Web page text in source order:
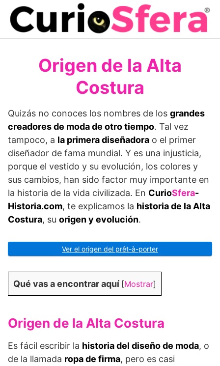
Saltar
contenido
Origen de la Alta
Costura
Quizás no conoces los nombres de los grandes
creadores de moda de otro tiempo. Tal vez
tampoco, a la primera diseñadora o el primer
diseñador de fama mundial. Y es una injusticia,
porque el vestido y su evolución, los colores y
sus cambios, han sido factor muy importante en
la historia de la vida civilizada. En CurioSfera-
Historia.com, te explicamos la historia de la Alta
Costura, su origen y evolución.
Ver el origen del prêt-à-porter
Qué vas a encontrar aquí [Mostrar]
Origen de la Alta Costura
Es fácil escribir la historia del diseño de moda, o
de la llamada ropa de firma, pero es casi